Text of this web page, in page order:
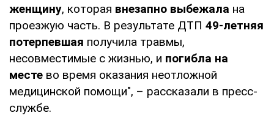
женщину, которая внезапно выбежала на
проезжую часть. В результате ДТП 49-летняя
потерпевшая получила травмы,
несовместимые с жизнью, и погибла на
месте во время оказания неотложной
медицинской помощи", – рассказали в пресс-
службе.